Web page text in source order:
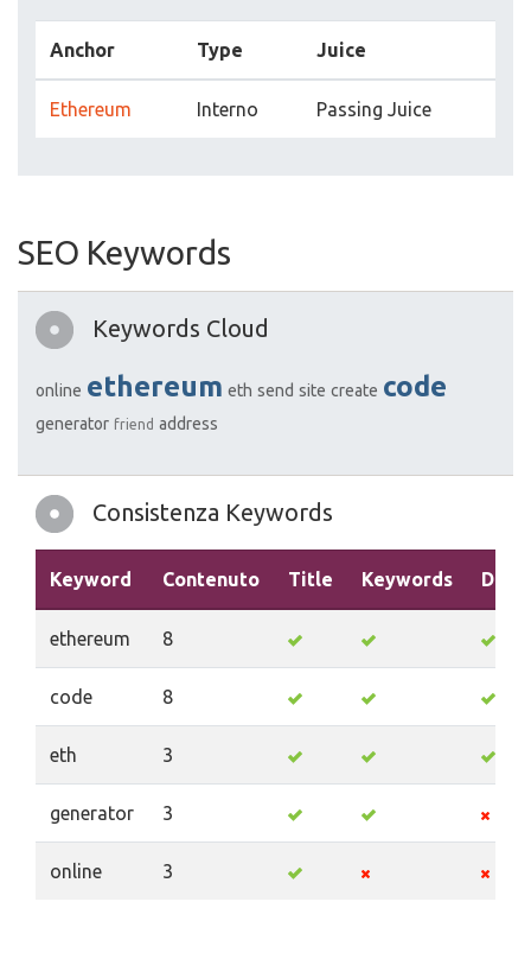
Anchor Type Juice
Ethereum Interno Passing Juice
SEO Keywords
Keywords Cloud
online ethereum eth send site create code
generator friend address
Consistenza Keywords
Keyword Contenuto Title Keywords
ethereum 8
code 8
eth 3
generator 3
online 3